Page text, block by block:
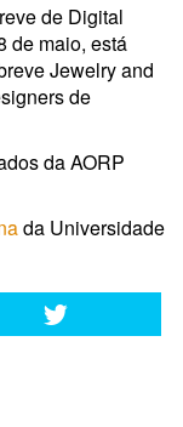
de Digital
de maio, está
Jewelry and
de
da AORP
da Universidade